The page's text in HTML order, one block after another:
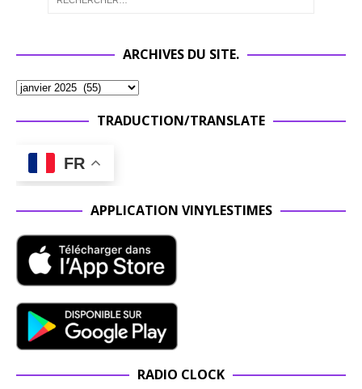
ARCHIVES DU SITE.
TRADUCTION/TRANSLATE
FR
APPLICATION VINYLESTIMES
RADIO CLOCK